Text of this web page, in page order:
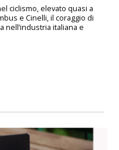
ciclismo, elevato quasi a
e Cinelli, il coraggio di
nell’industria italiana e